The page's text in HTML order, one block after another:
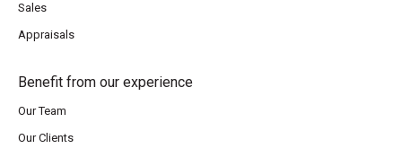
Sales
Appraisals
Benefit from our experience
Our Team
Our Clients